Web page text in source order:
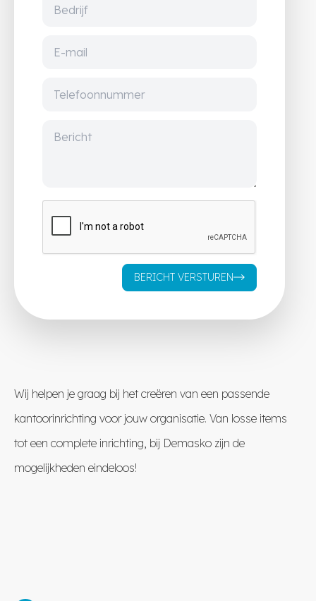
BERICHT VERSTUREN
Wij helpen je graag bij het creëren van een passende
kantoorinrichting voor jouw organisatie. Van losse items
tot een complete inrichting, bij Demasko zijn de
mogelijkheden eindeloos!